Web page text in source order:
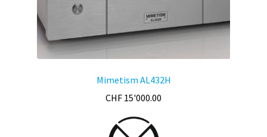
Mimetism AL432H
CHF 15'000.00